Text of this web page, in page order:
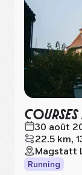
COURSES
30 août
22.5 km,
Magstatt
Running